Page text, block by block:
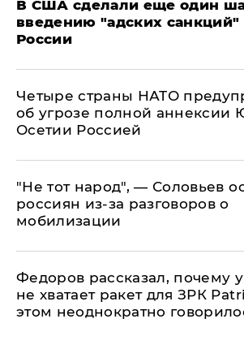
В США сделали еще один
введению "адских санкций"
России
Четыре страны НАТО
об угрозе полной аннексии
Осетии Россией
​"Не тот народ", — Соловьев
россиян из-за разговоров о
мобилизации
Федоров рассказал, почему
не хватает ракет для ЗРК
этом неоднократно